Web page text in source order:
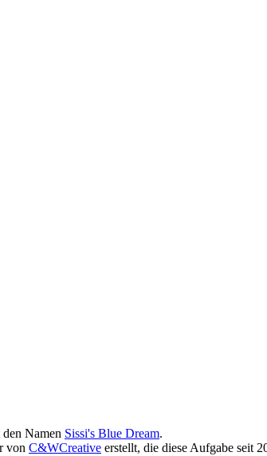
Namen Sissi's Blue Dream.
von C&WCreative erstellt, die diese Aufgabe seit